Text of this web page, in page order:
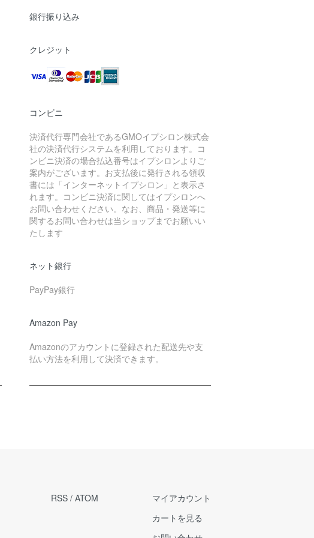
銀行振り込み
クレジット
コンビニ
決済代行専門会社であるGMOイプシロン株式会
社の決済代行システムを利用しております。コ
ンビニ決済の場合払込番号はイプシロンよりご
案内がございます。お支払後に発行される領収
書には「インターネットイプシロン」と表示さ
れます。コンビニ決済に関してはイプシロンへ
お問い合わせください。なお、商品・発送等に
関するお問い合わせは当ショップまでお願いい
たします
ネット銀行
PayPay銀行
Amazon Pay
Amazonのアカウントに登録された配送先や支
払い方法を利用して決済できます。
RSS / ATOM
マイアカウント
カートを見る